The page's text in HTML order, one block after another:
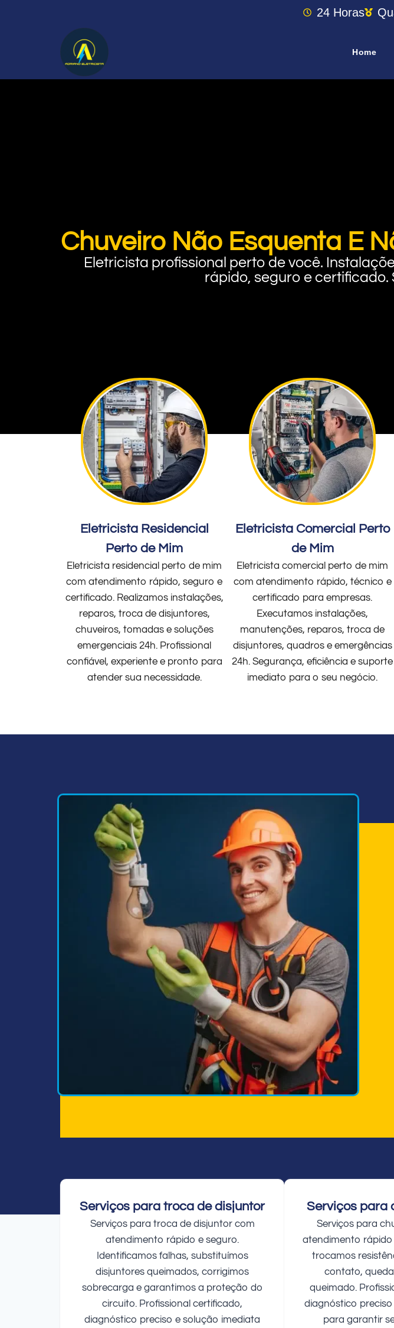
24 Horas
Home
Chuveiro Não Esquenta E
Eletricista profissional perto de você.
rápido, seguro e
Eletricista Residencial
Perto de Mim
Eletricista residencial perto de mim
com atendimento rápido, seguro e
certificado. Realizamos instalações,
reparos, troca de disjuntores,
chuveiros, tomadas e soluções
emergenciais 24h. Profissional
confiável, experiente e pronto para
atender sua necessidade.
Eletricista Comercial Perto
de Mim
Eletricista comercial perto de mim
com atendimento rápido, técnico e
certificado para empresas.
Executamos instalações,
manutenções, reparos, troca de
disjuntores, quadros e emergências
24h. Segurança, eficiência e suporte
imediato para o seu negócio.
Serviços para troca de disjuntor
Serviços para troca de disjuntor com
atendimento rápido e seguro.
Identificamos falhas, substituímos
disjuntores queimados, corrigimos
sobrecarga e garantimos a proteção do
circuito. Profissional certificado,
diagnóstico preciso e solução imediata
Serviços para
Serviços para
atendimento rápido
trocamos
contato,
queimado.
diagnóstico
para garantir